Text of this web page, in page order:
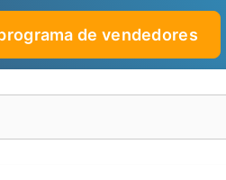
de vendedores